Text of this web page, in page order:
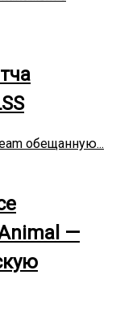
обещанную...
—